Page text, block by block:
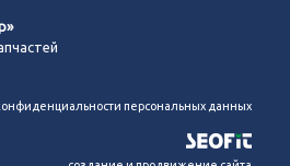
персональных данных